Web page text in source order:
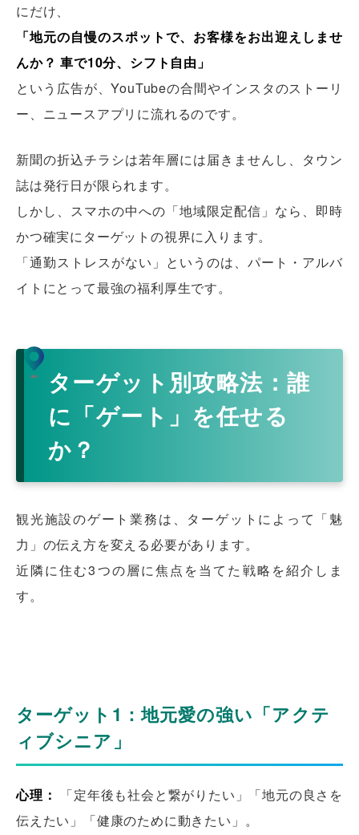
にだけ、
「地元の自慢のスポットで、お客様をお出迎えしませ
んか？ 車で10分、シフト自由」
という広告が、YouTubeの合間やインスタのストーリ
ー、ニュースアプリに流れるのです。
新聞の折込チラシは若年層には届きませんし、タウン
誌は発行日が限られます。
しかし、スマホの中への「地域限定配信」なら、即時
かつ確実にターゲットの視界に入ります。
「通勤ストレスがない」というのは、パート・アルバ
イトにとって最強の福利厚生です。
ターゲット別攻略法：誰
に「ゲート」を任せる
か？
観光施設のゲート業務は、ターゲットによって「魅
力」の伝え方を変える必要があります。
近隣に住む3つの層に焦点を当てた戦略を紹介しま
す。
ターゲット1：地元愛の強い「アクテ
ィブシニア」
心理：
「定年後も社会と繋がりたい」「地元の良さを
伝えたい」「健康のために動きたい」。